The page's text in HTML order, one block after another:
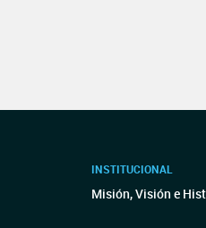
INSTITUCIONAL
Misión, Visión e